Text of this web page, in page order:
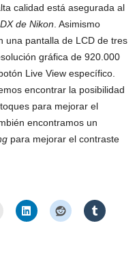
calidad está asegurada al
de Nikon . Asimismo
una pantalla de LCD de tres
gráfica de 920.000
Live View específico.
encontrar la posibilidad
para mejorar el
encontramos un
para mejorar el contraste